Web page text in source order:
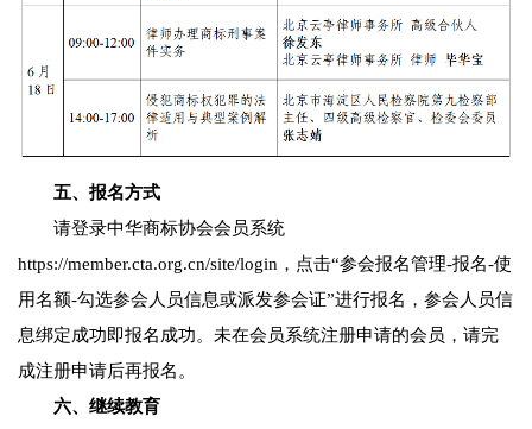
五、报名方式
请登录中华商标协会会员系统
https://member.cta.org.cn/site/login，点击“参会报名管理-报名-使
用名额-勾选参会人员信息或派发参会证”进行报名，参会人员信
息绑定成功即报名成功。未在会员系统注册申请的会员，请完
成注册申请后再报名。
六、继续教育